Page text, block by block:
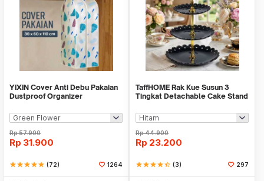
YIXIN Cover Anti Debu Pakaian
Dustproof Organizer
Rp57.900
Rp 31.900
starstarstarstarstar (72) 1264
TaffHOME Rak Kue Susun 3
Tingkat Detachable Cake Stand
Rp44.900
Rp 23.200
starstarstarstarstar_half (3) 297